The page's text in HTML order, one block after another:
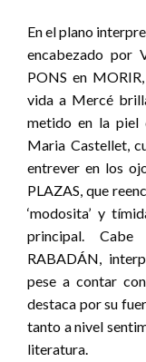
En el plano
encabezado por
PONS en
vida a Mercé
metido en la piel
Maria Castellet,
entrever en los
PLAZAS, que
‘modosita’ y
principal.
RABADÁN,
pese a contar
destaca por su
tanto a nivel
literatura.